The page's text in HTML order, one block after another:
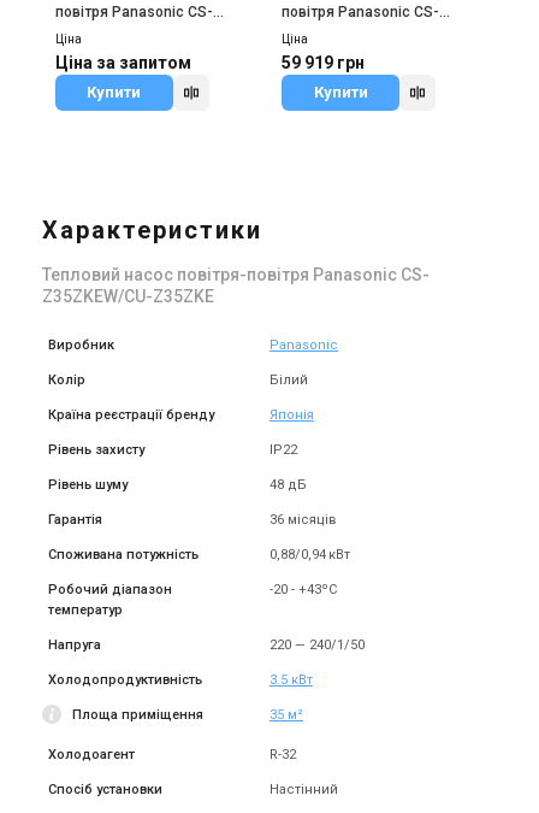
повітря Panasonic CS-
Z71ZKEW/CU-Z71ZKE
Ціна
Ціна за запитом
Купити
повітря Panasonic CS-
Z20ZKEW/CU-Z20ZKE
Ціна
59 919 грн
Купити
Характеристики
Тепловий насос повітря-повітря Panasonic CS-
Z35ZKEW/CU-Z35ZKE
Виробник Panasonic
Колір Білий
Країна реєстрації бренду Японія
Рівень захисту IP22
Рівень шуму 48 дБ
Гарантія 36 місяців
Споживана потужність 0,88/0,94 кВт
Робочий діапазон
температур
-20 - +43ºC
Напруга 220 — 240/1/50
Холодопродуктивність 3.5 кВт
Площа приміщення 35 м²
Холодоагент R-32
Спосіб установки Настінний